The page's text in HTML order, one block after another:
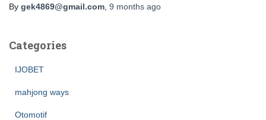
By gek4869@gmail.com 9 months ago
Categories
IJOBET
mahjong ways
Otomotif